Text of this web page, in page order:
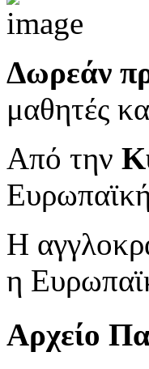
Δωρεάν
μαθητές
Από την
Η
η
Αρχείο